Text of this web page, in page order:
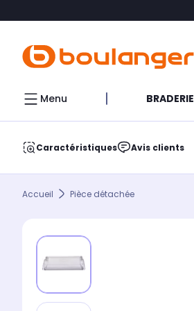
Menu BRADERIE
Caractéristiques Avis clients
Accueil Pièce détachée